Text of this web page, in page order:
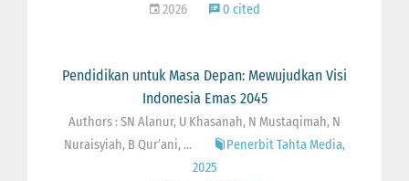
2026
0 cited
Pendidikan untuk Masa Depan: Mewujudkan Visi
Indonesia Emas 2045
Authors : SN Alanur, U Khasanah, N Mustaqimah, N
Nuraisyiah, B Qur’ani, ...
Penerbit Tahta Media,
2025